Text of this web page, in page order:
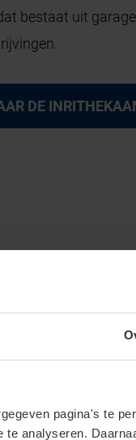
pagina's te
te analyseren.
bestaat uit
DE